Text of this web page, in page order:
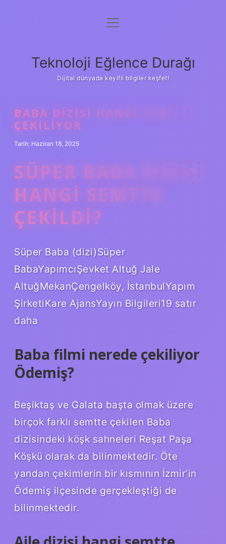
Anasayfa
Yasal Uyarı
menüyü
Teknoloji Eğlence Durağı
Dijital dünyada keyifli bilgiler keşfet!
BABA DIZISI HANGI SEMTTE
ÇEKILIYOR
Tarih: Haziran 18, 2025
SÜPER BABA DIZISI
HANGI SEMTTE
ÇEKILDI?
Süper Baba (dizi)Süper
BabaYapımcıŞevket Altuğ Jale
AltuğMekanÇengelköy, İstanbulYapım
ŞirketiKare AjansYayın Bilgileri19 satır
daha
Baba filmi nerede çekiliyor
Ödemiş?
Beşiktaş ve Galata başta olmak üzere
birçok farklı semtte çekilen Baba
dizisindeki köşk sahneleri Reşat Paşa
Köşkü olarak da bilinmektedir. Öte
yandan çekimlerin bir kısmının İzmir’in
Ödemiş ilçesinde gerçekleştiği de
bilinmektedir.